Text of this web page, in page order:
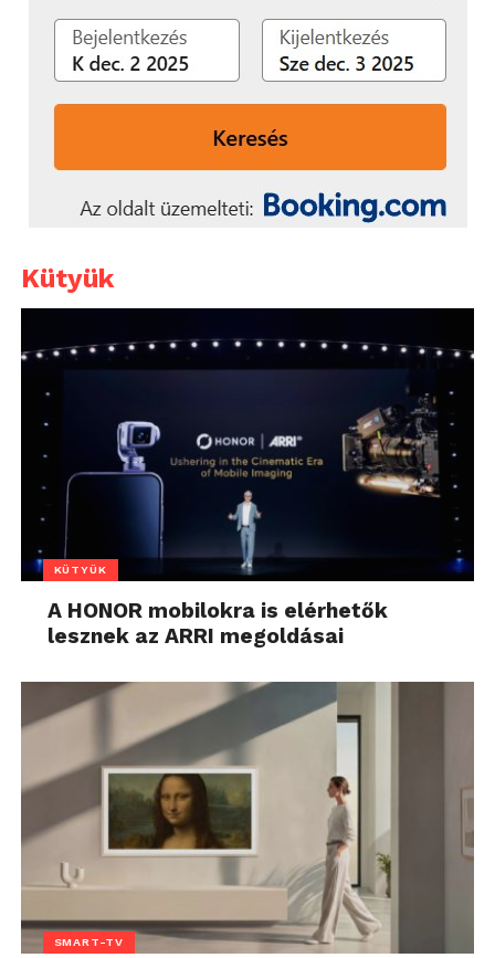
Kütyük
KÜTYÜK
A HONOR mobilokra is elérhetők
lesznek az ARRI megoldásai
SMART-TV